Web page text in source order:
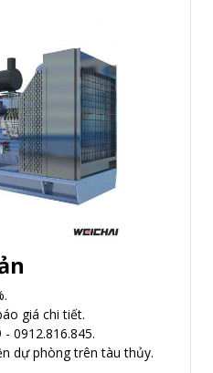
giá chi tiết.
- 0912.816.845.
dự phòng trên tàu thủy.